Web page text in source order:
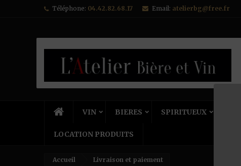
Téléphone: 04.42.82.68.17 Email: atelierbg@free.fr
VIN BIERES SPIRITUEUX
LOCATION PRODUITS
Accueil Livraison et paiement